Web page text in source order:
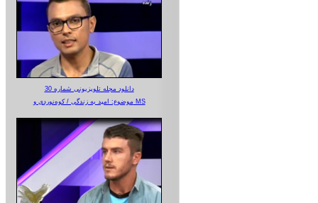
دانلود مجله تلویزیونی شماره 30
موضوع: امید به زندگی / کوه‌نوردی و MS